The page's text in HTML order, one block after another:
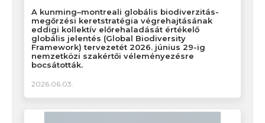
A kunming–montreali globális biodiverzitás-
megőrzési keretstratégia végrehajtásának
eddigi kollektív előrehaladását értékelő
globális jelentés (Global Biodiversity
Framework) tervezetét 2026. június 29-ig
nemzetközi szakértői véleményezésre
bocsátották.
2026.06.03.